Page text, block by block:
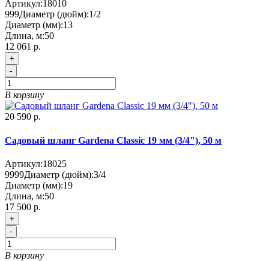
Артикул:18010
999Диаметр (дюйм):1/2
Диаметр (мм):13
Длина, м:50
12 061 р.
+
-
В корзину
20 590 р.
Садовый шланг Gardena Classic 19 мм (3/4"), 50 м
Артикул:18025
9999Диаметр (дюйм):3/4
Диаметр (мм):19
Длина, м:50
17 500 р.
+
-
В корзину